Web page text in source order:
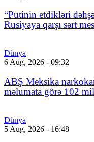
“Putinin etdikləri
Rusiyaya qarşı sərt
Dünya
6 Aug, 2026 - 09:32
ABŞ Meksika
məlumata görə 102
Dünya
5 Aug, 2026 - 16:48